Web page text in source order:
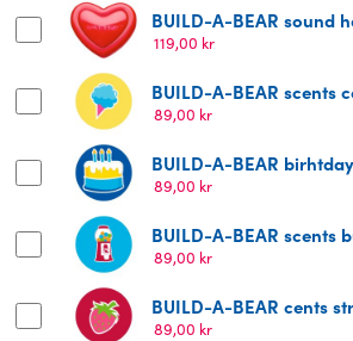
BUILD-A-BEAR sound
119,00 kr
BUILD-A-BEAR scents
89,00 kr
BUILD-A-BEAR
89,00 kr
BUILD-A-BEAR scents
89,00 kr
BUILD-A-BEAR cents
89,00 kr